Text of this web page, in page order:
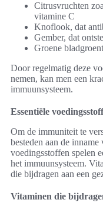
Citrusvruchten
vitamine C
Knoflook, dat
Gember, dat
Groene
Door regelmatig deze
nemen, kan men een
immuunsysteem.
Essentiële
Om de immuniteit te
besteden aan de inname
voedingsstoffen spelen
het immuunsysteem.
die bijdragen aan een
Vitaminen die